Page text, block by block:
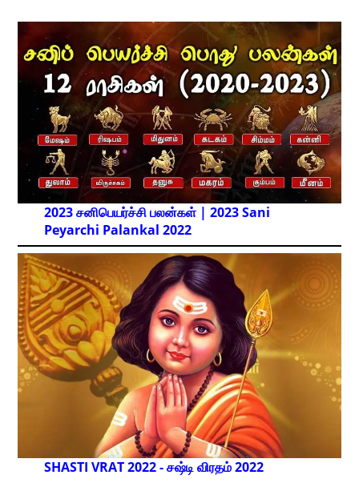
2023 சனிபெயர்ச்சி பலன்கள் | 2023 Sani
Peyarchi Palankal 2022
SHASTI VRAT 2022 - சஷ்டி விரதம் 2022